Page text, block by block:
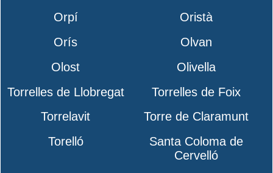
Orpí
Oristà
Orís
Olvan
Olost
Olivella
Torrelles de Llobregat
Torrelles de Foix
Torrelavit
Torre de Claramunt
Torelló
Santa Coloma de
Cervelló